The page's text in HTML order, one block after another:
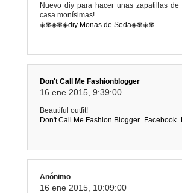
Nuevo diy para hacer unas zapatillas de
casa monísimas!
◈✾◈✾◈diy Monas de Seda◈✾◈✾
Don't Call Me Fashionblogger
16 ene 2015, 9:39:00
Beautiful outfit!
Don't Call Me Fashion Blogger
Facebook
Anónimo
16 ene 2015, 10:09:00